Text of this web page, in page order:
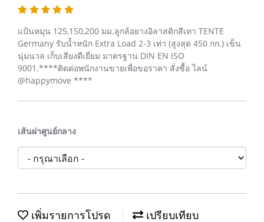
แป้นหมุน 125,150,200 มม.ลูกล้อยางอิลาสติกสีเทา TENTE
Germany รับน้ำหนัก Extra Load 2-3 เท่า (สูงสุด 450 กก.) เข็น
นุ่มนวล เก็บเสียงดีเยี่ยม มาตรฐาน DIN EN ISO
9001.****ติดต่อพนักงานขายเพื่อขอราคา สั่งซื้อ ไลน์
@happymove ****
เส้นผ่าศูนย์กลาง
เพิ่มรายการโปรด เปรียบเทียบ